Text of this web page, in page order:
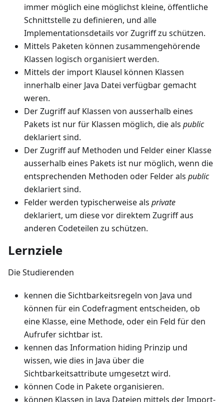
immer möglich eine möglichst kleine, öffentliche
Schnittstelle zu definieren, und alle
Implementationsdetails vor Zugriff zu schützen.
Mittels Paketen können zusammengehörende
Klassen logisch organisiert werden.
Mittels der import Klausel können Klassen
innerhalb einer Java Datei verfügbar gemacht
weren.
Der Zugriff auf Klassen von ausserhalb eines
Pakets ist nur für Klassen möglich, die als public
deklariert sind.
Der Zugriff auf Methoden und Felder einer Klasse
ausserhalb eines Pakets ist nur möglich, wenn die
entsprechenden Methoden oder Felder als public
deklariert sind.
Felder werden typischerweise als private
deklariert, um diese vor direktem Zugriff aus
anderen Codeteilen zu schützen.
Lernziele
Die Studierenden
kennen die Sichtbarkeitsregeln von Java und
können für ein Codefragment entscheiden, ob
eine Klasse, eine Methode, oder ein Feld für den
Aufrufer sichtbar ist.
kennen das Information hiding Prinzip und
wissen, wie dies in Java über die
Sichtbarkeitsattribute umgesetzt wird.
können Code in Pakete organisieren.
können Klassen in Java Dateien mittels der Import-